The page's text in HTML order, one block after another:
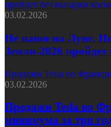
пройдет без высадки
03.02.2026
Не наши на Луне.
Земли-2026
Продажи Tesla во
03.02.2026
Продажи Tesla во
минимума за три